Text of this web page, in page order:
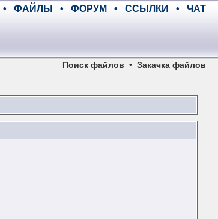
• ФАЙЛЫ • ФОРУМ • ССЫЛКИ • ЧАТ
Поиск файлов • Закачка файлов